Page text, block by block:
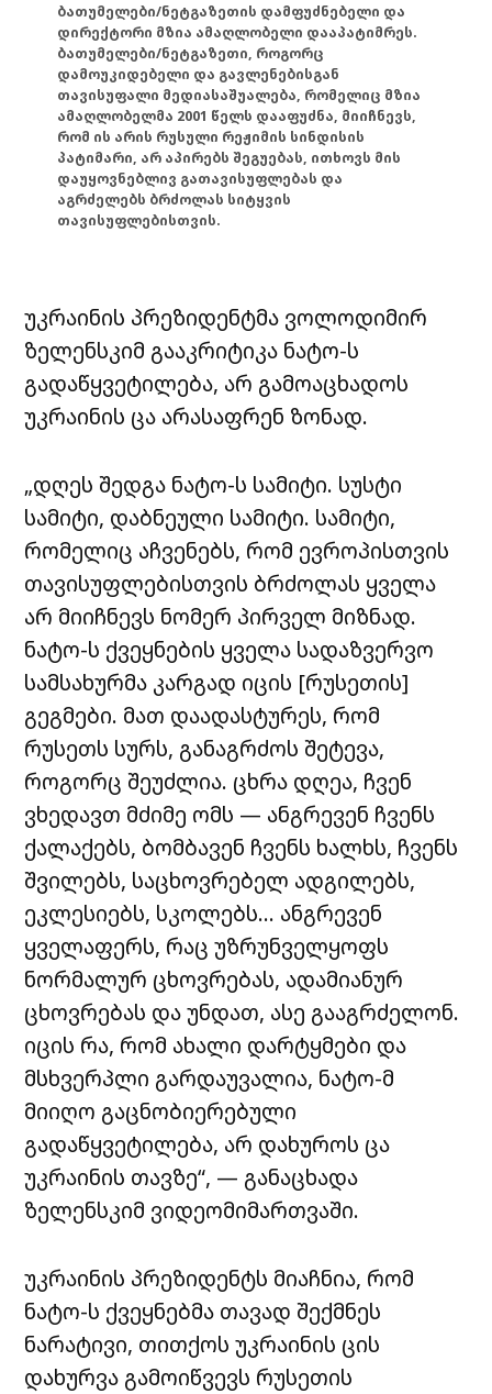
ბათუმელები/ნეტგაზეთის დამფუძნებელი და
დირექტორი მზია ამაღლობელი დააპატიმრეს.
ბათუმელები/ნეტგაზეთი, როგორც
დამოუკიდებელი და გავლენებისგან
თავისუფალი მედიასაშუალება, რომელიც მზია
ამაღლობელმა 2001 წელს დააფუძნა, მიიჩნევს,
რომ ის არის რუსული რეჟიმის სინდისის
პატიმარი, არ აპირებს შეგუებას, ითხოვს მის
დაუყოვნებლივ გათავისუფლებას და
აგრძელებს ბრძოლას სიტყვის
თავისუფლებისთვის.
უკრაინის პრეზიდენტმა ვოლოდიმირ
ზელენსკიმ გააკრიტიკა ნატო-ს
გადაწყვეტილება, არ გამოაცხადოს
უკრაინის ცა არასაფრენ ზონად.
„დღეს შედგა ნატო-ს სამიტი. სუსტი
სამიტი, დაბნეული სამიტი. სამიტი,
რომელიც აჩვენებს, რომ ევროპისთვის
თავისუფლებისთვის ბრძოლას ყველა
არ მიიჩნევს ნომერ პირველ მიზნად.
ნატო-ს ქვეყნების ყველა სადაზვერვო
სამსახურმა კარგად იცის [რუსეთის]
გეგმები. მათ დაადასტურეს, რომ
რუსეთს სურს, განაგრძოს შეტევა,
როგორც შეუძლია. ცხრა დღეა, ჩვენ
ვხედავთ მძიმე ომს — ანგრევენ ჩვენს
ქალაქებს, ბომბავენ ჩვენს ხალხს, ჩვენს
შვილებს, საცხოვრებელ ადგილებს,
ეკლესიებს, სკოლებს… ანგრევენ
ყველაფერს, რაც უზრუნველყოფს
ნორმალურ ცხოვრებას, ადამიანურ
ცხოვრებას და უნდათ, ასე გააგრძელონ.
იცის რა, რომ ახალი დარტყმები და
მსხვერპლი გარდაუვალია, ნატო-მ
მიიღო გაცნობიერებული
გადაწყვეტილება, არ დახუროს ცა
უკრაინის თავზე“, — განაცხადა
ზელენსკიმ ვიდეომიმართვაში.
უკრაინის პრეზიდენტს მიაჩნია, რომ
ნატო-ს ქვეყნებმა თავად შექმნეს
ნარატივი, თითქოს უკრაინის ცის
დახურვა გამოიწვევს რუსეთის